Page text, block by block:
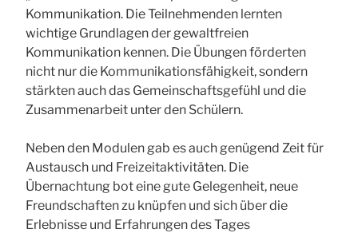
Kommunikation. Die Teilnehmenden lernten
wichtige Grundlagen der gewaltfreien
Kommunikation kennen. Die Übungen förderten
nicht nur die Kommunikationsfähigkeit, sondern
stärkten auch das Gemeinschaftsgefühl und die
Zusammenarbeit unter den Schülern.
Neben den Modulen gab es auch genügend Zeit für
Austausch und Freizeitaktivitäten. Die
Übernachtung bot eine gute Gelegenheit, neue
Freundschaften zu knüpfen und sich über die
Erlebnisse und Erfahrungen des Tages